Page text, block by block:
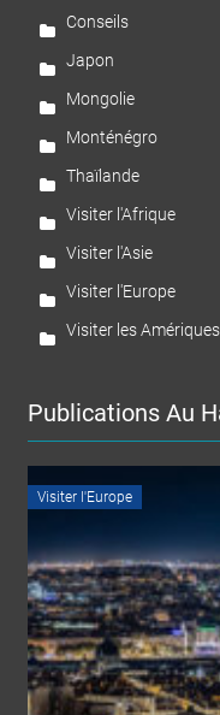
Conseils
Japon
Mongolie
Monténégro
Thaïlande
Visiter l'Afrique
Visiter l'Asie
Visiter l'Europe
Visiter les Amériques
Publications Au
Visiter l'Europe